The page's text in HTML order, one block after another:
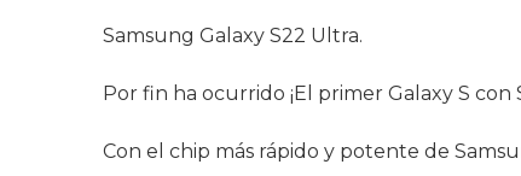
Samsung Galaxy S22 Ultra.
Por fin ha ocurrido ¡El primer Galaxy S con
Con el chip más rápido y potente de